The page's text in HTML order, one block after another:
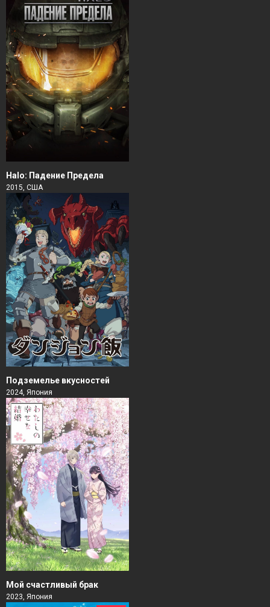
Halo: Падение Предела
2015, США
Подземелье вкусностей
2024, Япония
Мой счастливый брак
2023, Япония